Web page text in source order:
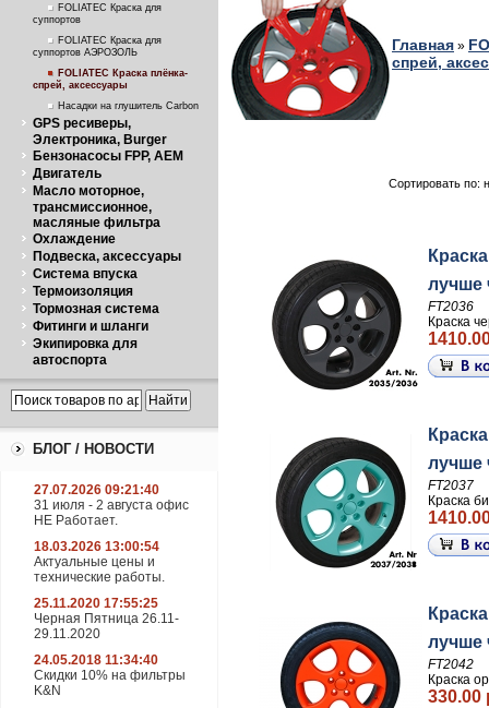
FOLIATEC Краска для
суппортов
FOLIATEC Краска для
суппортов АЭРОЗОЛЬ
FOLIATEC Краска плёнка-
спрей, аксессуары
Насадки на глушитель Carbon
GPS ресиверы,
Электроника, Burger
Бензонасосы FPP, AEM
Двигатель
Масло моторное,
трансмиссионное,
масляные фильтра
Охлаждение
Подвеска, аксессуары
Система впуска
Термоизоляция
Тормозная система
Фитинги и шланги
Экипировка для
автоспорта
БЛОГ / НОВОСТИ
27.07.2026 09:21:40
31 июля - 2 августа офис
НЕ Работает.
18.03.2026 13:00:54
Актуальные цены и
технические работы.
25.11.2020 17:55:25
Черная Пятница 26.11-
29.11.2020
24.05.2018 11:34:40
Скидки 10% на фильтры
K&N
Главная »
спрей,
Сортировать по:
лучше
FT2036
Краска
лучше
FT2037
Краска
лучше
FT2042
Краска
330.00